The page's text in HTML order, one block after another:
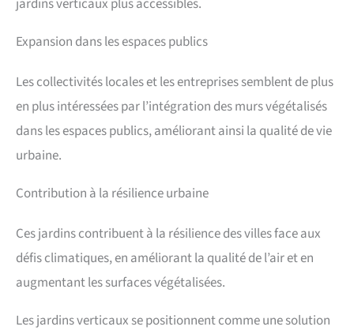
jardins verticaux plus accessibles.
Expansion dans les espaces publics
Les collectivités locales et les entreprises semblent de plus
en plus intéressées par l’intégration des murs végétalisés
dans les espaces publics, améliorant ainsi la qualité de vie
urbaine.
Contribution à la résilience urbaine
Ces jardins contribuent à la résilience des villes face aux
défis climatiques, en améliorant la qualité de l’air et en
augmentant les surfaces végétalisées.
Les jardins verticaux se positionnent comme une solution